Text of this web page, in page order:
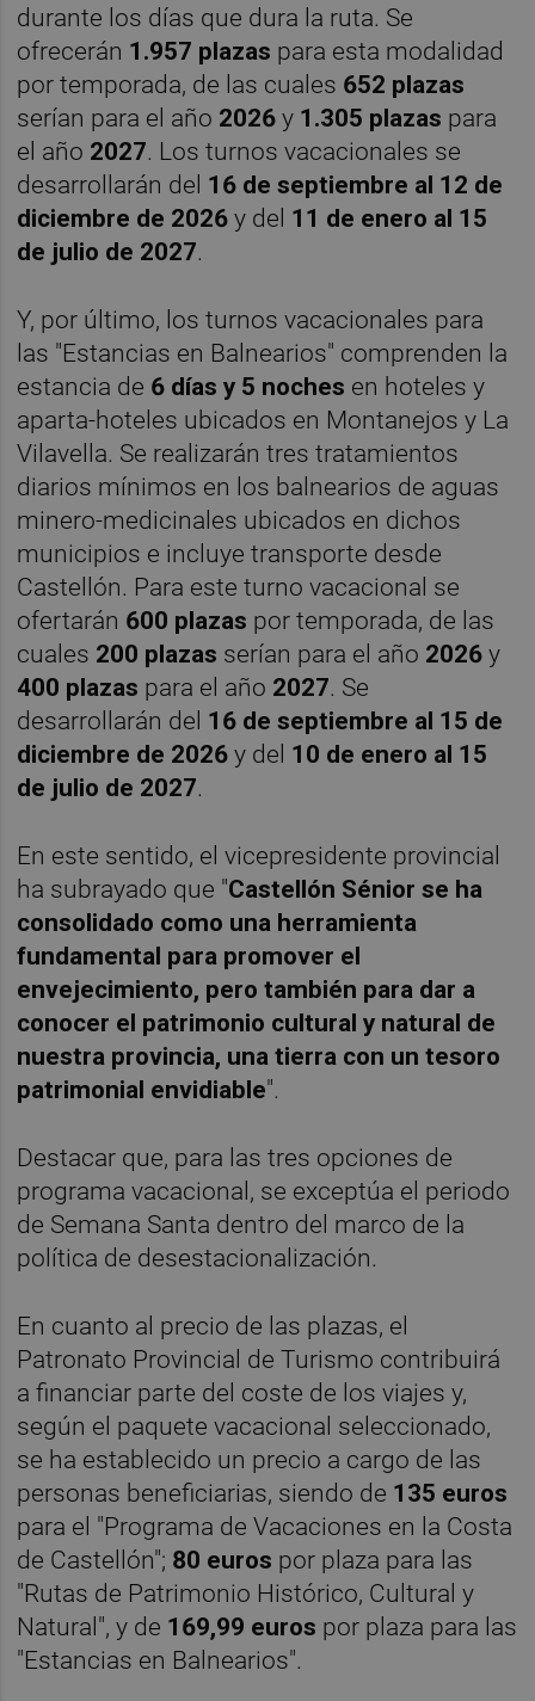
durante los días que dura la ruta. Se
ofrecerán 1.957 plazas para esta modalidad
por temporada, de las cuales 652 plazas
serían para el año 2026 y 1.305 plazas para
el año 2027. Los turnos vacacionales se
desarrollarán del 16 de septiembre al 12 de
diciembre de 2026 y del 11 de enero al 15
de julio de 2027.
Y, por último, los turnos vacacionales para
las "Estancias en Balnearios" comprenden la
estancia de 6 días y 5 noches en hoteles y
aparta-hoteles ubicados en Montanejos y La
Vilavella. Se realizarán tres tratamientos
diarios mínimos en los balnearios de aguas
minero-medicinales ubicados en dichos
municipios e incluye transporte desde
Castellón. Para este turno vacacional se
ofertarán 600 plazas por temporada, de las
cuales 200 plazas serían para el año 2026 y
400 plazas para el año 2027. Se
desarrollarán del 16 de septiembre al 15 de
diciembre de 2026 y del 10 de enero al 15
de julio de 2027.
En este sentido, el vicepresidente provincial
ha subrayado que "Castellón Sénior se ha
consolidado como una herramienta
fundamental para promover el
envejecimiento, pero también para dar a
conocer el patrimonio cultural y natural de
nuestra provincia, una tierra con un tesoro
patrimonial envidiable".
Destacar que, para las tres opciones de
programa vacacional, se exceptúa el periodo
de Semana Santa dentro del marco de la
política de desestacionalización.
En cuanto al precio de las plazas, el
Patronato Provincial de Turismo contribuirá
a financiar parte del coste de los viajes y,
según el paquete vacacional seleccionado,
se ha establecido un precio a cargo de las
personas beneficiarias, siendo de 135 euros
para el "Programa de Vacaciones en la Costa
de Castellón"; 80 euros por plaza para las
"Rutas de Patrimonio Histórico, Cultural y
Natural", y de 169,99 euros por plaza para las
"Estancias en Balnearios".